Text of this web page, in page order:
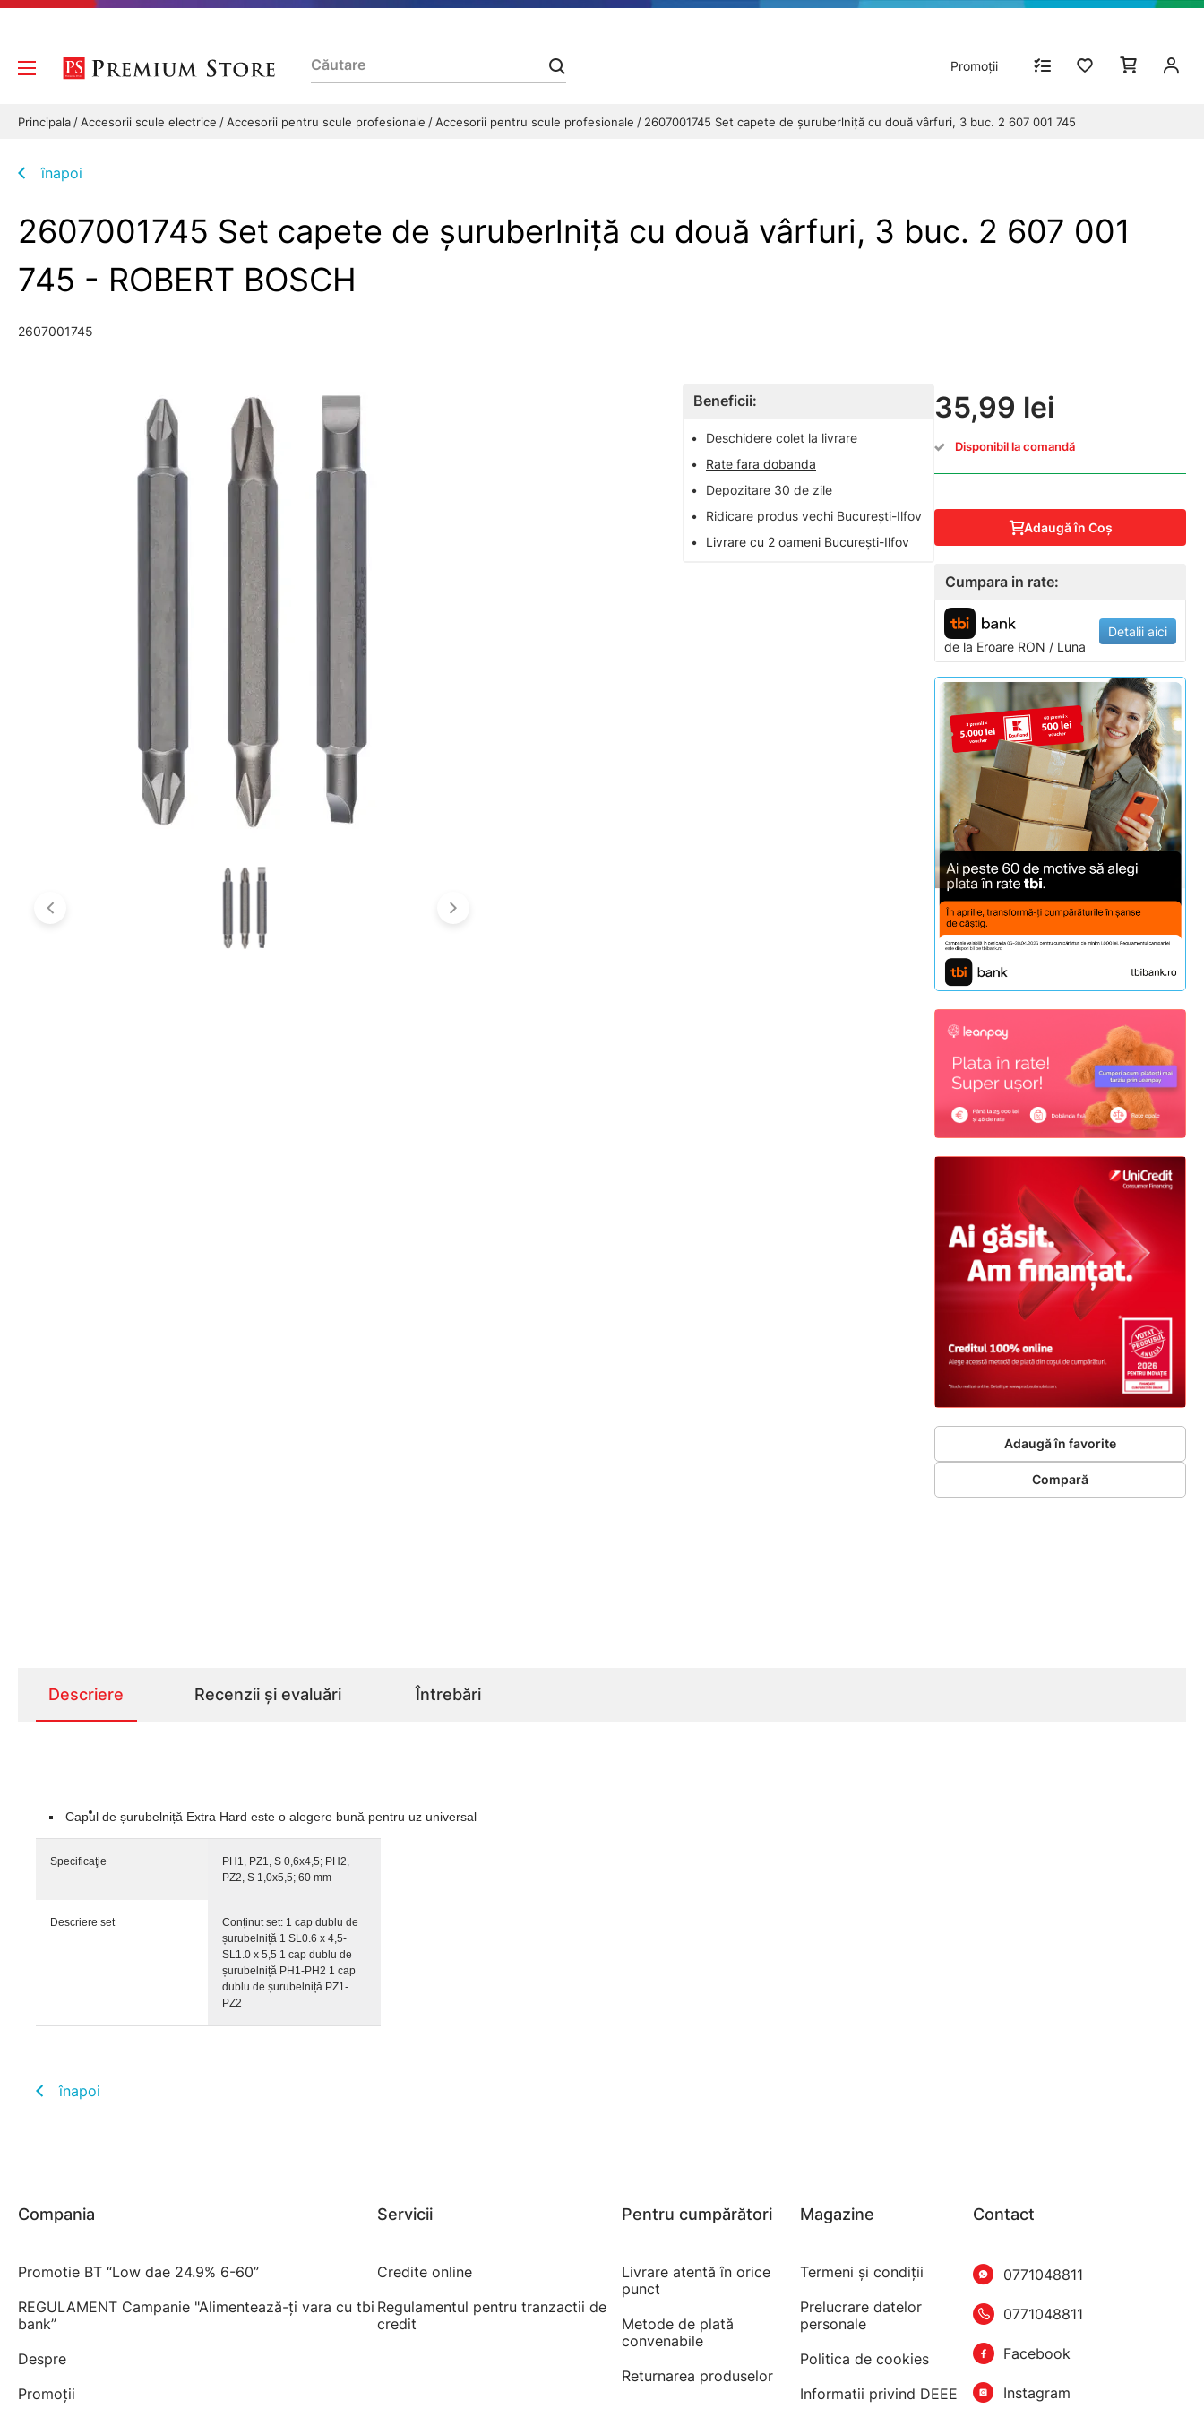
Promoții
Principala Accesorii scule electrice Accesorii pentru scule profesionale Accesorii pentru scule profesionale 2607001745 Set capete de şuruberlniţă cu două vârfuri, 3 buc. 2 607 001 745
înapoi
2607001745 Set capete de şuruberlniţă cu două vârfuri, 3 buc. 2 607 001
745 - ROBERT BOSCH
2607001745
Beneficii:
•
Deschidere colet la livrare
•
Rate fara dobanda
•
Depozitare 30 de zile
•
Ridicare produs vechi București-Ilfov
•
Livrare cu 2 oameni București-Ilfov
35,99 lei
Disponibil la comandă
Adaugă în Coş
Cumpara in rate:
de la Eroare RON / Luna
Detalii aici
Adaugă în favorite
Compară
Descriere Recenzii și evaluări Întrebări
Capul de șurubelniță Extra Hard este o alegere bună pentru uz universal
Specificaţie
PH1, PZ1, S 0,6x4,5; PH2,
PZ2, S 1,0x5,5; 60 mm
Descriere set
Conținut set: 1 cap dublu de
șurubelniță 1 SL0.6 x 4,5-
SL1.0 x 5,5 1 cap dublu de
șurubelniță PH1-PH2 1 cap
dublu de șurubelniță PZ1-
PZ2
înapoi
Compania
Promotie BT “Low dae 24.9% 6-60”
REGULAMENT Campanie "Alimentează-ți vara cu tbi
bank”
Despre
Promoții
Servicii
Credite online
Regulamentul pentru tranzactii de
credit
Pentru cumpărători
Livrare atentă în orice
punct
Metode de plată
convenabile
Returnarea produselor
Magazine
Termeni şi condiţii
Prelucrare datelor
personale
Politica de cookies
Informatii privind DEEE
Contact
0771048811
0771048811
Facebook
Instagram